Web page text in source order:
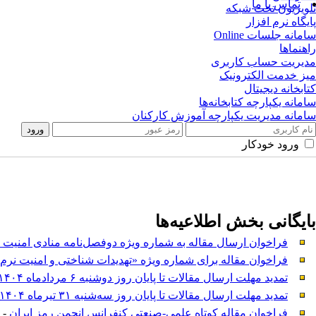
تماس با ما
تلویزیون تحت شبکه
پایگاه نرم افزار
سامانه جلسات Online
راهنماها
مدیریت حساب کاربری
میز خدمت الکترونیک
کتابخانه دیجیتال
سامانه یکپارچه کتابخانه‌ها
سامانه مدیریت یکپارچه آموزش کارکنان
ورود خودکار
بایگانی بخش اطلاعیه‌ها
فراخوان ارسال مقاله به شماره ویژه دوفصل‌نامه منادی
فراخوان مقاله برای شماره ویژه «تهدیدات شناختی و امنیت
تمدید مهلت ارسال مقالات تا پایان روز دوشنبه ۶ مردادماه ۱۴۰۴
تمدید مهلت ارسال مقالات تا پایان روز سه‌شنبه ۳۱ تیرماه ۱۴۰۴
فراخوان مقاله کوتاه علمی-صنعتی کنفرانس انجمن رمز ایران - 1404/3/25 -